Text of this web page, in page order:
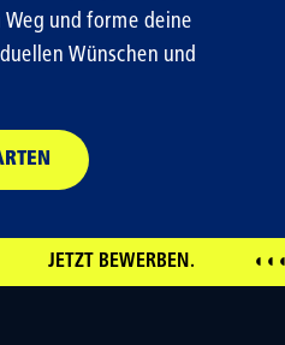
und forme deine
Wünschen und
JETZT BEWERBEN.